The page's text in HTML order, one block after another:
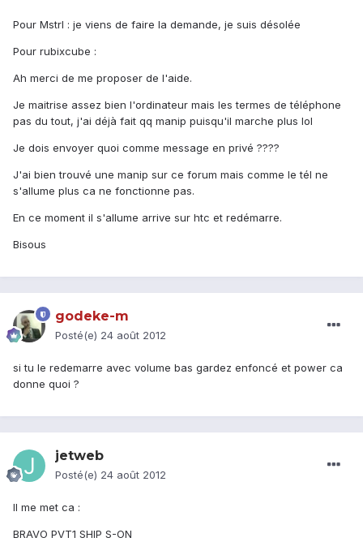
Pour Mstrl : je viens de faire la demande, je suis désolée
Pour rubixcube :
Ah merci de me proposer de l'aide.
Je maitrise assez bien l'ordinateur mais les termes de téléphone
pas du tout, j'ai déjà fait qq manip puisqu'il marche plus lol
Je dois envoyer quoi comme message en privé ????
J'ai bien trouvé une manip sur ce forum mais comme le tél ne
s'allume plus ca ne fonctionne pas.
En ce moment il s'allume arrive sur htc et redémarre.
Bisous
godeke-m
Posté(e) 24 août 2012
si tu le redemarre avec volume bas gardez enfoncé et power ca
donne quoi ?
jetweb
Posté(e) 24 août 2012
Il me met ca :
BRAVO PVT1 SHIP S-ON